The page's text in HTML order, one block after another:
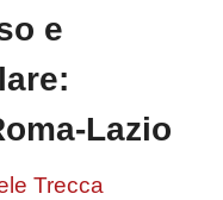
e
Lazio
Trecca